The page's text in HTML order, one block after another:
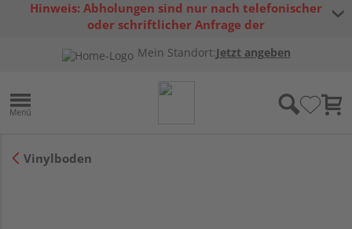
Hinweis: Abholungen sind nur nach telefonischer
oder schriftlicher Anfrage der
Mein Standort:Jetzt angeben
Vinylboden